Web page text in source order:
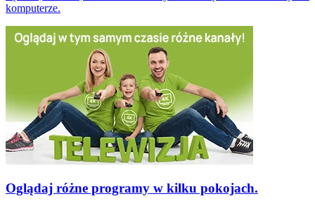
komputerze.
Oglądaj różne programy w kilku pokojach.